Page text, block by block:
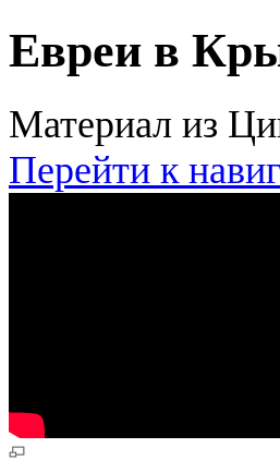
Евреи в
Материал из
Перейти к